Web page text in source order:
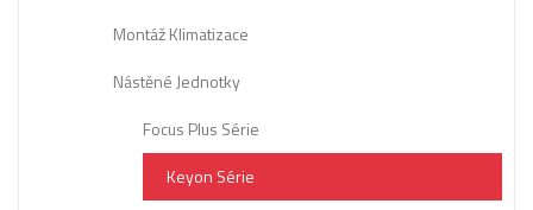
Montáž Klimatizace
Nástěné Jednotky
Focus Plus Série
Keyon Série